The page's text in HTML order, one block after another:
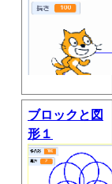
ブロックと図
形１